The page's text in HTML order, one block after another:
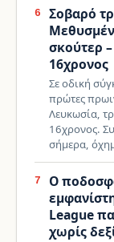
6
Σοβαρό
σκούτερ
16χρονος
Σε οδική
πρώτες
Λευκωσία,
16χρονος.
σήμερα,
7
Ο
League
χωρίς